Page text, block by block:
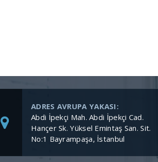
ADRES AVRUPA YAKASI:
Abdi İpekçi Mah. Abdi İpekçi Cad.
Hançer Sk. Yüksel Emintaş San. Sit.
No:1 Bayrampaşa, İstanbul